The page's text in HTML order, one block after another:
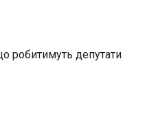
робитимуть депутати